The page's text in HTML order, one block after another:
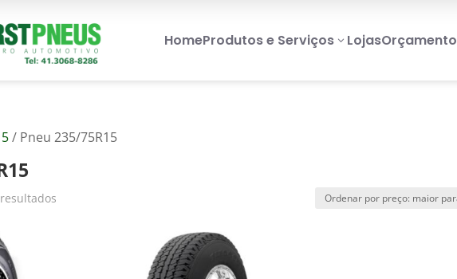
HomeProdutos e Serviços3 LojasOrçamento
/ Pneu 235/75R15